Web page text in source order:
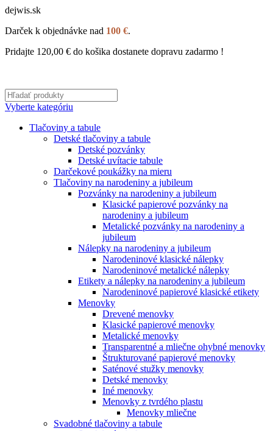
dejwis.sk
Darček k objednávke nad 100 €.
Pridajte 120,00 € do košika dostanete dopravu zadarmo !
Vyberte kategóriu
Tlačoviny a tabule
Detské tlačoviny a tabule
Detské pozvánky
Detské uvítacie tabule
Darčekové poukážky na mieru
Tlačoviny na narodeniny a jubileum
Pozvánky na narodeniny a jubileum
Klasické papierové pozvánky na
narodeniny a jubileum
Metalické pozvánky na narodeniny a
jubileum
Nálepky na narodeniny a jubileum
Narodeninové klasické nálepky
Narodeninové metalické nálepky
Etikety a nálepky na narodeniny a jubileum
Narodeninové papierové klasické etikety
Menovky
Drevené menovky
Klasické papierové menovky
Metalické menovky
Transparentné a mliečne ohybné menovky
Štrukturované papierové menovky
Saténové stužky menovky
Detské menovky
Iné menovky
Menovky z tvrdého plastu
Menovky mliečne
Svadobné tlačoviny a tabule